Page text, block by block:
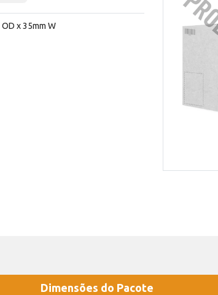
x 35mm W
Dimensões do Pacote